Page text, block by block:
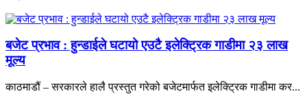
बजेट प्रभाव : हुन्डाईले घटायो एउटै इलेक्ट्रिक गाडीमा २३ लाख
मूल्य
काठमाडौं – सरकारले हालै प्रस्तुत गरेको बजेटमार्फत इलेक्ट्रिक गाडीमा कर...